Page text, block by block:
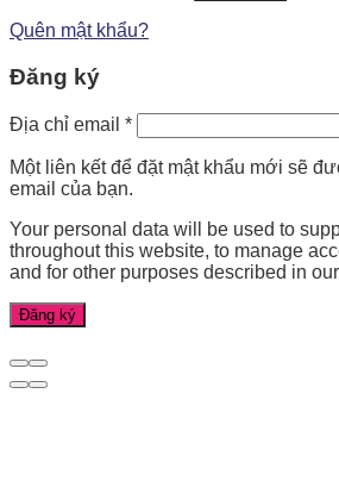
Quên mật khẩu?
Đăng ký
Địa chỉ email *
Một liên kết để đặt mật khẩu mới sẽ
email của bạn.
Your personal data will be used to
throughout this website, to manage
and for other purposes described in our
Đăng ký